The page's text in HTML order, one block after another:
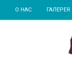
О НАС ГАЛЕРЕЯ